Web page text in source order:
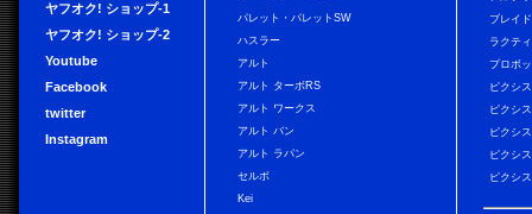
ヤフオク! ショップ-1
ヤフオク! ショップ-2
Youtube
Facebook
twitter
Instagram
パレット・パレットSW
ハスラー
アルト
アルト ターボRS
アルト ワークス
アルト バン
アルト ラパン
セルボ
Kei
ブレイド
ラクテ
プロボ
ピクシ
ピクシ
ピクシ
ピクシ
ピクシ